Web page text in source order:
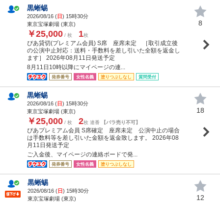
黒蜥蜴
2026/08/16 (日) 15時30分
東京宝塚劇場 (東京)
￥25,000 / 枚 1枚
ぴあ貸切(プレミアム会員) S席 座席未定 ［取引成立後
の公演中止対応：送料・手数料を差し引いた全額を返金し
ます］ 2026年08月11日発送予定
8月11日10時以降にマイページの連...
発券番号 女性名義 塗りつぶしなし 質問受付
8
黒蜥蜴
2026/08/16 (日) 15時30分
東京宝塚劇場 (東京)
￥25,000 / 枚 2枚 連番 【バラ売り不可】
ぴあプレミアム会員 S席確定 座席未定 公演中止の場合
は手数料等を差し引いた金額を返金致します。 2026年08
月11日発送予定
ご入金後、マイページの連絡ボードで発...
発券番号 女性名義 塗りつぶしなし
18
黒蜥蜴
2026/08/16 (日) 15時30分
東京宝塚劇場 (東京)
12